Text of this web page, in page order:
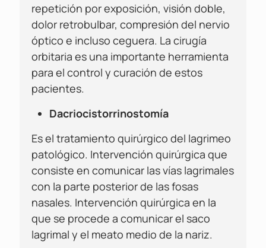
repetición por exposición, visión doble,
dolor retrobulbar, compresión del nervio
óptico e incluso ceguera. La cirugía
orbitaria es una importante herramienta
para el control y curación de estos
pacientes.
Dacriocistorrinostomía
Es el tratamiento quirúrgico del lagrimeo
patológico. Intervención quirúrgica que
consiste en comunicar las vías lagrimales
con la parte posterior de las fosas
nasales. Intervención quirúrgica en la
que se procede a comunicar el saco
lagrimal y el meato medio de la nariz.